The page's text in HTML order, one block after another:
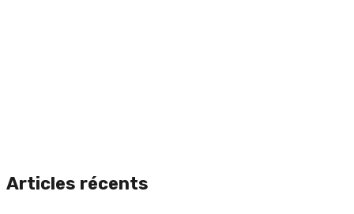
Articles récents